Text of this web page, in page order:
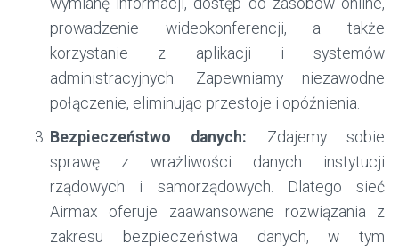
wymianę informacji, dostęp do zasobów online,
prowadzenie wideokonferencji, a także
korzystanie z aplikacji i systemów
administracyjnych. Zapewniamy niezawodne
połączenie, eliminując przestoje i opóźnienia.
Bezpieczeństwo danych: Zdajemy sobie
sprawę z wrażliwości danych instytucji
rządowych i samorządowych. Dlatego sieć
Airmax oferuje zaawansowane rozwiązania z
zakresu bezpieczeństwa danych, w tym